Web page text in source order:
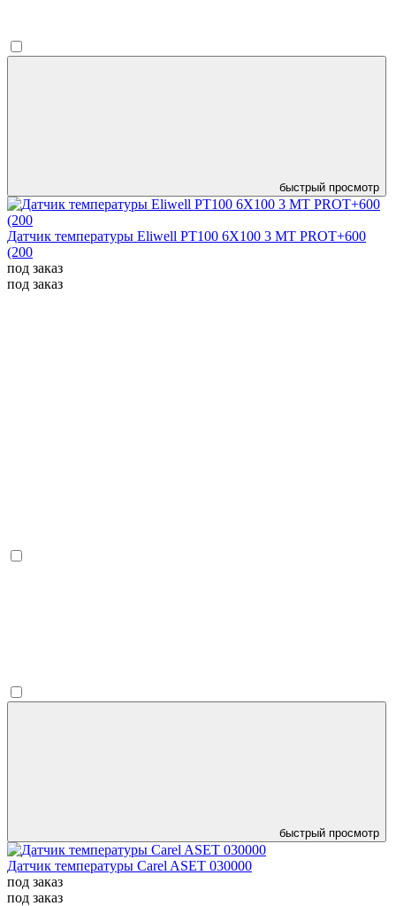
быстрый просмотр
Датчик температуры Eliwell PT100 6X100 3 MT PROT+600
(200
под заказ
под заказ
быстрый просмотр
Датчик температуры Carel ASET 030000
под заказ
под заказ